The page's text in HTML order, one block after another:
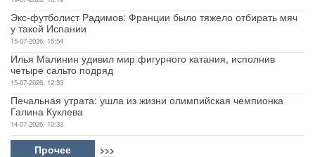
Экс-футболист Радимов: Франции было тяжело отбирать мяч
у такой Испании
15-07-2026, 15:54
Илья Малинин удивил мир фигурного катания, исполнив
четыре сальто подряд
15-07-2026, 12:33
Печальная утрата: ушла из жизни олимпийская чемпионка
Галина Куклева
14-07-2026, 10:33
Прочее >>>